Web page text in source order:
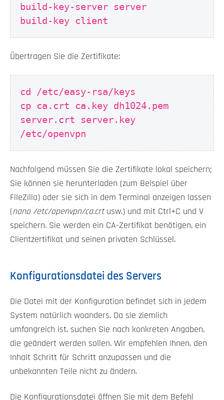
build-key-server server
build-key client
Übertragen Sie die Zertifikate:
cd /etc/easy-rsa/keys
cp ca.crt ca.key dh1024.pem
server.crt server.key
/etc/openvpn
Nachfolgend müssen Sie die Zertifikate lokal speichern;
Sie können sie herunterladen (zum Beispiel über
FileZilla) oder sie sich in dem Terminal anzeigen lassen
(nano /etc/openvpn/ca.crt usw.) und mit Ctrl+C und V
speichern. Sie werden ein CA-Zertifikat benötigen, ein
Clientzertifikat und seinen privaten Schlüssel.
Konfigurationsdatei des Servers
Die Datei mit der Konfiguration befindet sich in jedem
System natürlich woanders. Da sie ziemlich
umfangreich ist, suchen Sie nach konkreten Angaben,
die geändert werden sollen. Wir empfehlen Ihnen, den
Inhalt Schritt für Schritt anzupassen und die
unbekannten Teile nicht zu ändern.
Die Konfigurationsdatei öffnen Sie mit dem Befehl